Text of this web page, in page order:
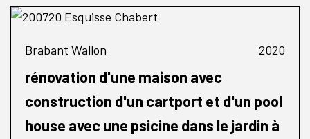
Brabant Wallon 2020
rénovation d'une maison avec
construction d'un cartport et d'un pool
house avec une psicine dans le jardin à